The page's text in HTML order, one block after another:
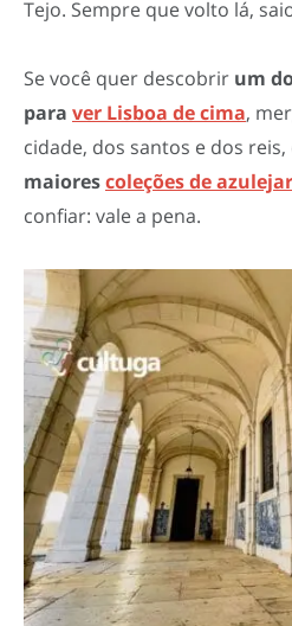
Tejo. Sempre que volto lá,
Se você quer descobrir um
para ver Lisboa de cima,
cidade, dos santos e dos
maiorescoleções de
confiar: vale a pena.